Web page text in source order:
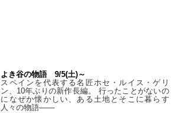
よき谷の物語 9/5(土)～
スペインを代表する名匠ホセ・ルイス・ゲリ
ン、10年ぶりの新作長編。 行ったことがないの
になぜか懐かしい、ある土地とそこに暮らす
人々の物語――